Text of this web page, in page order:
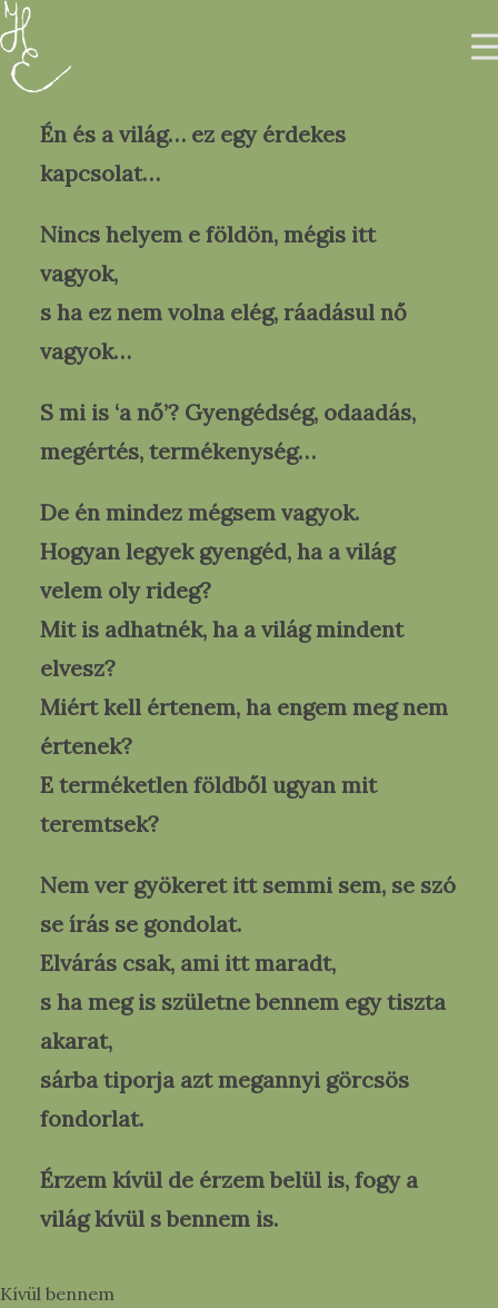
Rólam
Printek & Tárgyak
0
Én és a világ… ez egy érdekes
kapcsolat…
Nincs helyem e földön, mégis itt
vagyok,
s ha ez nem volna elég, ráadásul nő
vagyok…
S mi is ‘a nő’? Gyengédség, odaadás,
megértés, termékenység…
De én mindez mégsem vagyok.
Hogyan legyek gyengéd, ha a világ
velem oly rideg?
Mit is adhatnék, ha a világ mindent
elvesz?
Miért kell értenem, ha engem meg nem
értenek?
E terméketlen földből ugyan mit
teremtsek?
Nem ver gyökeret itt semmi sem, se szó
se írás se gondolat.
Elvárás csak, ami itt maradt,
s ha meg is születne bennem egy tiszta
akarat,
sárba tiporja azt megannyi görcsös
fondorlat.
Érzem kívül de érzem belül is, fogy a
világ kívül s bennem is.
Kívül bennem